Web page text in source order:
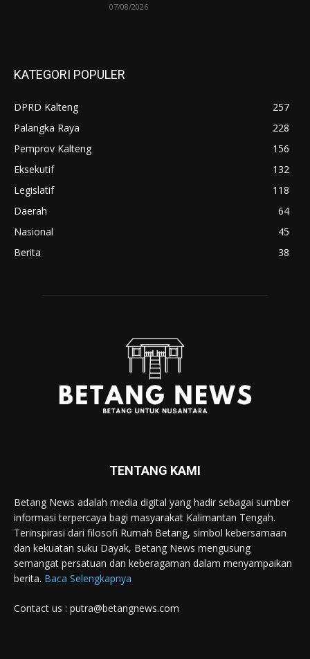
07/08/2026
KATEGORI POPULER
DPRD Kalteng
257
Palangka Raya
228
Pemprov Kalteng
156
Eksekutif
132
Legislatif
118
Daerah
64
Nasional
45
Berita
38
TENTANG KAMI
Betang News adalah media digital yang hadir sebagai sumber
informasi terpercaya bagi masyarakat Kalimantan Tengah.
Terinspirasi dari filosofi Rumah Betang, simbol kebersamaan
dan kekuatan suku Dayak, Betang News mengusung
semangat persatuan dan keberagaman dalam menyampaikan
berita. Baca Selengkapnya
Contact us : putra@betangnews.com